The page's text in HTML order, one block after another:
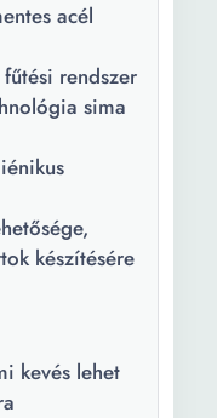
acél
rendszer
sima
készítésére
kevés lehet